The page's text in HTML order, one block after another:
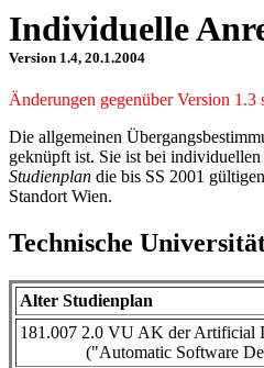
Individuelle
Version 1.4, 20.1.2004
Änderungen gegenüber Version 1.3
Die allgemeinen
geknüpft ist. Sie ist bei
Studienplan die bis SS 2001
Standort Wien.
Technische
Alter Studienplan
181.007 2.0 VU AK der Artificial
("Automatic Software